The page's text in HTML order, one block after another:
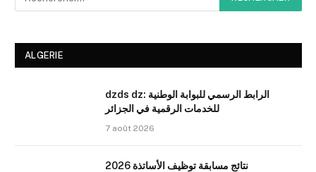
ALGERIE
dzds dz: الرابط الرسمي للبوابة الوطنية
للخدمات الرقمية في الجزائر
7 août 2026
نتائج مسابقة توظيف الأساتذة 2026